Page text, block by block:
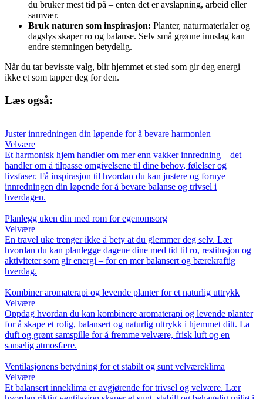
du bruker mest tid på – enten det er avslapning, arbeid eller
samvær.
Bruk naturen som inspirasjon: Planter, naturmaterialer og
dagslys skaper ro og balanse. Selv små grønne innslag kan
endre stemningen betydelig.
Når du tar bevisste valg, blir hjemmet et sted som gir deg energi –
ikke et som tapper deg for den.
Læs også:
Juster innredningen din løpende for å bevare harmonien
Velvære
Et harmonisk hjem handler om mer enn vakker innredning – det
handler om å tilpasse omgivelsene til dine behov, følelser og
livsfaser. Få inspirasjon til hvordan du kan justere og fornye
innredningen din løpende for å bevare balanse og trivsel i
hverdagen.
Planlegg uken din med rom for egenomsorg
Velvære
En travel uke trenger ikke å bety at du glemmer deg selv. Lær
hvordan du kan planlegge dagene dine med tid til ro, restitusjon og
aktiviteter som gir energi – for en mer balansert og bærekraftig
hverdag.
Kombiner aromaterapi og levende planter for et naturlig uttrykk
Velvære
Oppdag hvordan du kan kombinere aromaterapi og levende planter
for å skape et rolig, balansert og naturlig uttrykk i hjemmet ditt. La
duft og grønt samspille for å fremme velvære, frisk luft og en
sanselig atmosfære.
Ventilasjonens betydning for et stabilt og sunt velværeklima
Velvære
Et balansert inneklima er avgjørende for trivsel og velvære. Lær